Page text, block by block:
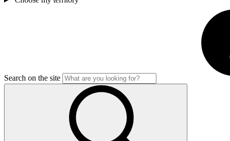
Search on the site